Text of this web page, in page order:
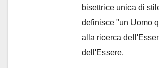
bisettrice unica di
definisce "un Uomo
alla ricerca
dell'Essere.